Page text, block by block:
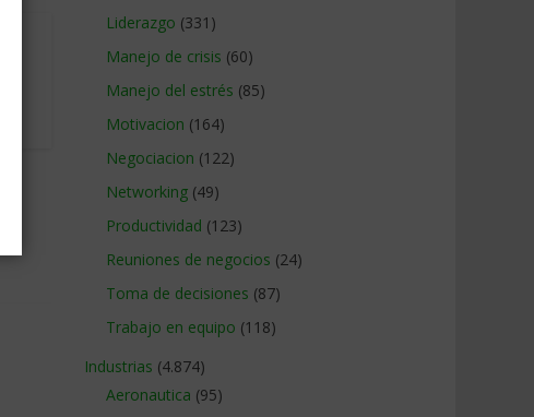
Liderazgo (331)
Manejo de crisis (60)
Manejo del estrés (85)
Motivacion (164)
Negociacion (122)
Networking (49)
Productividad (123)
Reuniones de negocios (24)
Toma de decisiones (87)
Trabajo en equipo (118)
Industrias (4.874)
Aeronautica (95)